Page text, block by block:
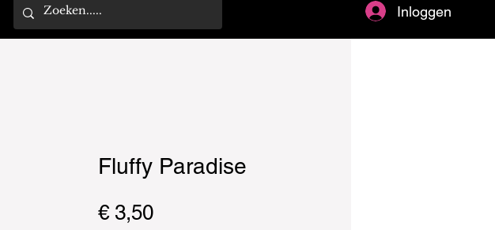
Inloggen
Fluffy Paradise
€ 3,50Prijs